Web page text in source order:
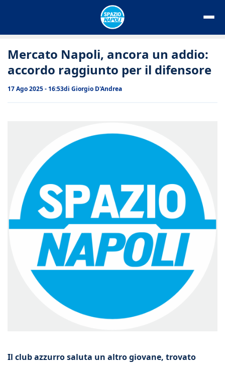
Mercato Napoli, ancora un addio:
accordo raggiunto per il difensore
17 Ago 2025 - 16:53di Giorgio D'Andrea
Il club azzurro saluta un altro giovane, trovato